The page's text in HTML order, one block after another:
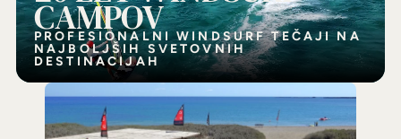
CAMPOV
PROFESIONALNI WINDSURF TEČAJI NA
NAJBOLJŠIH SVETOVNIH
DESTINACIJAH